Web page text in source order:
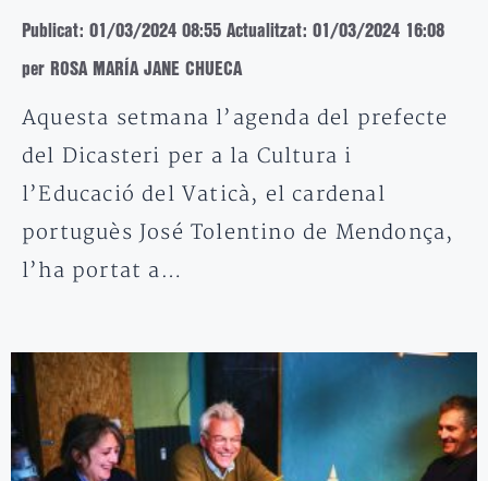
Publicat: 01/03/2024 08:55 Actualitzat: 01/03/2024 16:08
per ROSA MARÍA JANE CHUECA
Aquesta setmana l’agenda del prefecte
del Dicasteri per a la Cultura i
l’Educació del Vaticà, el cardenal
portuguès José Tolentino de Mendonça,
l’ha portat a…